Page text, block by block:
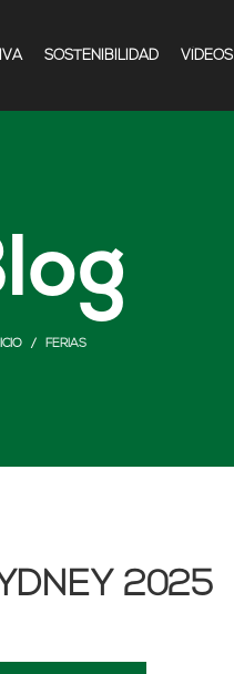
SOSTENIBILIDAD VÍDEOS
FERIAS
2025